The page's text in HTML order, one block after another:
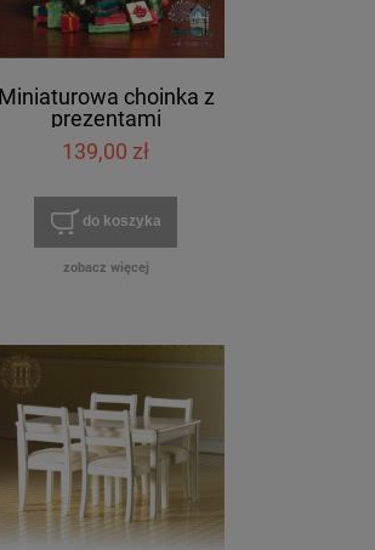
Miniaturowa choinka z
prezentami
139,00 zł
do koszyka
zobacz więcej